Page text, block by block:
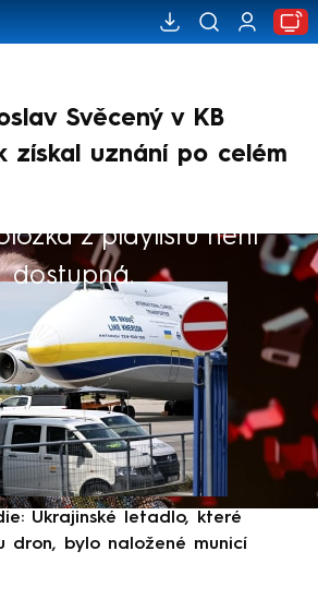
Svěcený v KB
získal uznání po celém
z playlistu není
dostupná.
Ukrajinské letadlo, které
dron, bylo naložené municí